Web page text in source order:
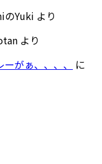
のYuki より
より
がぁ、、、、
に